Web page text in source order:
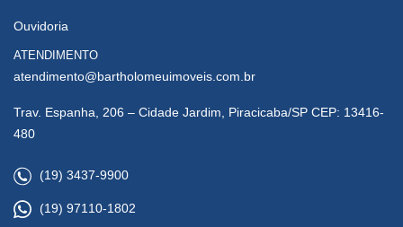
Ouvidoria
ATENDIMENTO
atendimento@bartholomeuimoveis.com.br
Trav. Espanha, 206 – Cidade Jardim, Piracicaba/SP CEP: 13416-
480
(19) 3437-9900
(19) 97110-1802